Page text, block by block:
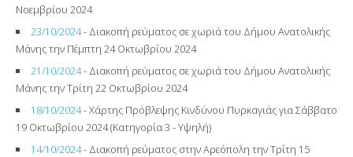
Νοεμβρίου 2024
23/10/2024- Διακοπή ρεύματος σε χωριά του Δήμου Ανατολικής
Μάνης την Πέμπτη 24 Οκτωβρίου 2024
21/10/2024- Διακοπή ρεύματος σε χωριά του Δήμου Ανατολικής
Μάνης την Τρίτη 22 Οκτωβρίου 2024
18/10/2024- Χάρτης Πρόβλεψης Κινδύνου Πυρκαγιάς για Σάββατο
19 Οκτωβρίου 2024 (Κατηγορία 3 - Υψηλή)
14/10/2024- Διακοπή ρεύματος στην Αρεόπολη την Τρίτη 15